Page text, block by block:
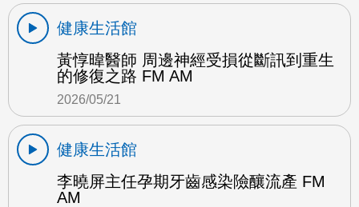
健康生活館
黃惇暐醫師 周邊神經受損從斷訊到重生
的修復之路 FM AM
2026/05/21
健康生活館
李曉屏主任孕期牙齒感染險釀流產 FM
AM